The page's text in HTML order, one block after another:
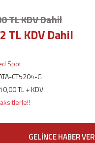
TL KDV Dahil
TL KDV Dahil
Spot
CT5204-G
TL + KDV
GELİNCE HABER VER